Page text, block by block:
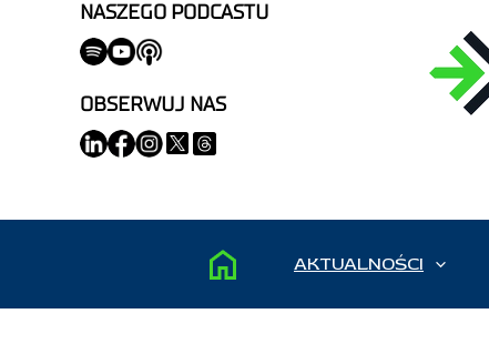
NASZEGO PODCASTU
OBSERWUJ NAS
AKTUALNOŚCI